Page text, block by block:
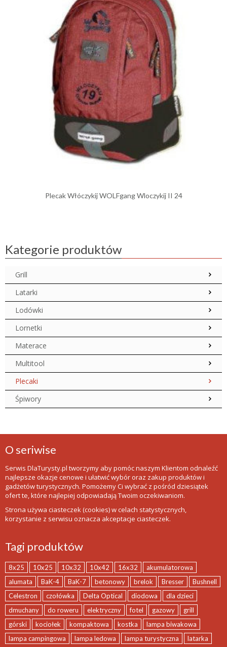
Plecak Włóczykij WOLFgang Wloczykij II 24
Kategorie produktów
Grill
Latarki
Lodówki
Lornetki
Materace
Multitool
Plecaki
Śpiwory
O seriwise
Serwis DlaTurysty.pl tworzymy aby pomóc naszym Klientom odnaleźć
najlepsze okazje cenowe i ułatwić wybór oraz zakup produktów i
gadżetów turystycznych. Pomożemy Ci wybrać z pośród dziesiątek
ofert te, które najlepiej odpowiadają Twoim oczekiwaniom.
Strona używa ciasteczek (cookies) w celach statystycznych,
korzystanie z serwisu oznacza akceptacje ciasteczek.
Tagi produktów
8x25 10x25 10x32 10x42 16x32
akumulatorowa
alumata
BaK-4 BaK-7 betonowy brelok Bresser
Bushnell
Celestron
czołówka Delta Optical diodowa
dla dzieci
dmuchany
do roweru elektryczny fotel gazowy
grill
górski
kociołek kompaktowa kostka
lampa biwakowa
lampa campingowa
lampa ledowa lampa turystyczna latarka